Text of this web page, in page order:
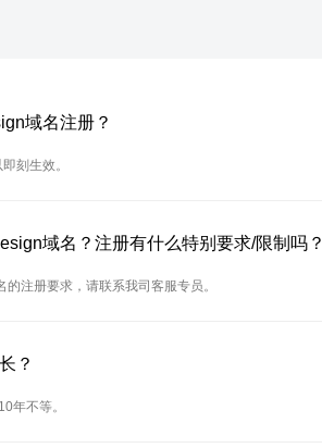
域名注册？
刻生效。
域名？注册有什么特别要求/限制吗？
注册要求，请联系我司客服专员。
？
年不等。